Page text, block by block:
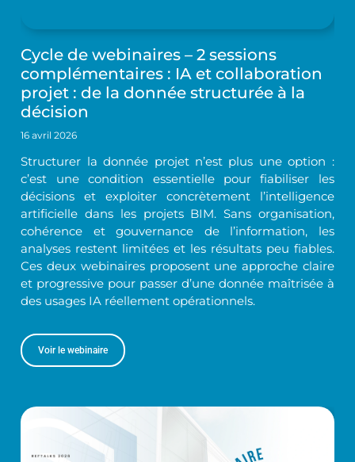
Cycle de webinaires – 2 sessions
complémentaires : IA et collaboration
projet : de la donnée structurée à la
décision
16 avril 2026
Structurer la donnée projet n’est plus une option :
c’est une condition essentielle pour fiabiliser les
décisions et exploiter concrètement l’intelligence
artificielle dans les projets BIM. Sans organisation,
cohérence et gouvernance de l’information, les
analyses restent limitées et les résultats peu fiables.
Ces deux webinaires proposent une approche claire
et progressive pour passer d’une donnée maîtrisée à
des usages IA réellement opérationnels.
Voir le webinaire